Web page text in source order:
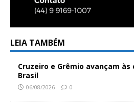
LEIA TAMBÉM
Cruzeiro e Grêmio avançam às
Brasil
06/08/2026 0